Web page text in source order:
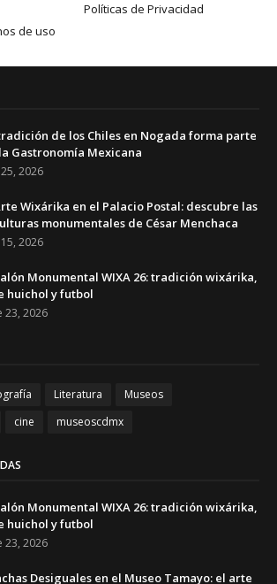
Políticas de Privacidad
de uso
de los Chiles en Nogada forma parte
Gastronomía Mexicana
25, 2026
Wixárika en el Palacio Postal: descubre las
monumentales de César Menchaca
15, 2026
Monumental WIXA 26: tradición wixárika,
huichol y futbol
23, 2026
Literatura
Museos
cine museoscdmx
Monumental WIXA 26: tradición wixárika,
huichol y futbol
23, 2026
Desiguales en el Museo Tamayo: el arte